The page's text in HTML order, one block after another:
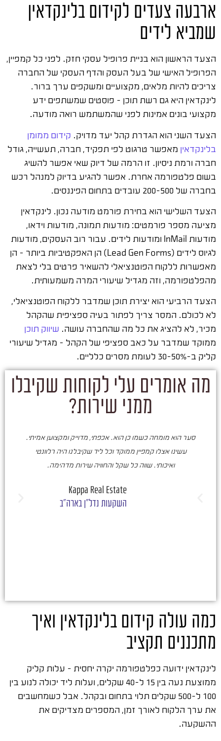
ארבעה צעדים לקידום בלינקדאין
שמביא לידים
הצעד הראשון הוא בניית פרופיל עסקי חזק. לפני כל קמפיין,
הפרופיל האישי של בעל העסק והדף העסקי של החברה
צריכים להיות מלאים, מקצועיים ומשקפים ערך ברור.
לינקדאין היא גם רשת תוכן – פוסטים שמשתפים ידע
מקצועי בונים אמינות לפני שהמשתמש רואה מודעה.
הצעד השני הוא הגדרת קהל יעד מדויק. קידום ממומן
בלינקדאין מאפשר טרגוט לפי תפקיד, חברה, תעשייה, גודל
חברה ורמת ניסיון. זו הרמה של דיוק שאי אפשר להשיג
בשום פלטפורמה אחרת. אפשר להגיע בדיוק למנהל רכש
בחברה של 200-500 עובדים בתחום הפיננסים.
הצעד השלישי הוא בחירת פורמט מודעה נכון. לינקדאין
מציעה מספר פורמטים: מודעות תמונה, מודעות וידאו,
מודעות InMail ומודעות לידים. עבור רוב העסקים, מודעות
לגיוס לידים (Lead Gen Forms) הן האפקטיביות ביותר – הן
מאפשרות ללקוח הפוטנציאלי להשאיר פרטים בלי לצאת
מהפלטפורמה, וזה מגדיל שיעורי המרה משמעותית.
הצעד הרביעי הוא יצירת תוכן שמדבר ללקוח הפוטנציאלי,
לא לכולם. המסר צריך לפתור בעיה ספציפית שהקהל
מכיר, לא להציג את כל מה שהחברה עושה. שיווק תוכן
ממוקד שמדבר על כאב ספציפי של הקהל – מגדיל שיעורי
קליק ב-30-50% לעומת מסרים כלליים.
מה אומרים עלי לקוחות שקיבלו
ממני שירות?
סער הוא מומחה כשמו כן הוא. אכפתי, מדוייק ומקצוען אמיתי.
עשינו אצלו קמפיין ממוקד וכל ליד שקיבלנו היה רלוונטי
ואיכותי. שווה כל שקל והחוויה שירות מדהימה.
Kappa Real Estate
השקעות נדל"ן בארה"ב
כמה עולה קידום בלינקדאין ואיך
מתכננים תקציב
לינקדאין ידועה כפלטפורמה יקרה יחסית – עלות קליק
ממוצעת נעה בין 15 ל-40 שקלים, ועלות ליד יכולה לנוע בין
100 ל-500 שקלים תלוי בתחום ובקהל. אבל כשמחשבים
את ערך הלקוח לאורך זמן, המספרים מצדיקים את
ההשקעה.